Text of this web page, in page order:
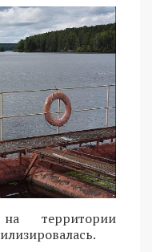
территории